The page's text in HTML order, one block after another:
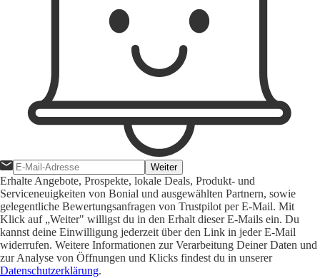
Weiter
Erhalte Angebote, Prospekte, lokale Deals, Produkt- und
Serviceneuigkeiten von Bonial und ausgewählten Partnern, sowie
gelegentliche Bewertungsanfragen von Trustpilot per E-Mail. Mit
Klick auf „Weiter" willigst du in den Erhalt dieser E-Mails ein. Du
kannst deine Einwilligung jederzeit über den Link in jeder E-Mail
widerrufen. Weitere Informationen zur Verarbeitung Deiner Daten und
zur Analyse von Öffnungen und Klicks findest du in unserer
Datenschutzerklärung.